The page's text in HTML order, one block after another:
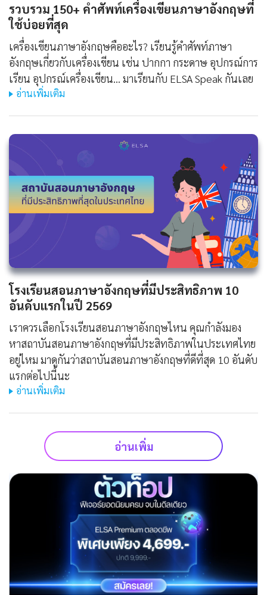
รวบรวม 150+ คำศัพท์เครื่องเขียนภาษาอังกฤษที่
ใช้บ่อยที่สุด
เครื่องเขียนภาษาอังกฤษคืออะไร? เรียนรู้คำศัพท์ภาษา
อังกฤษเกี่ยวกับเครื่องเขียน เช่น ปากกา กระดาษ อุปกรณ์การ
เรียน อุปกรณ์เครื่องเขียน... มาเรียนกับ ELSA Speak กันเลย
อ่านเพิ่มเติม
โรงเรียนสอนภาษาอังกฤษที่มีประสิทธิภาพ 10
อันดับแรกในปี 2569
เราควรเลือกโรงเรียนสอนภาษาอังกฤษไหน คุณกำลังมอง
หาสถาบันสอนภาษาอังกฤษที่มีประสิทธิภาพในประเทศไทย
อยู่ไหม มาดูกันว่าสถาบันสอนภาษาอังกฤษที่ดีที่สุด 10 อันดับ
แรกต่อไปนี้นะ
อ่านเพิ่มเติม
อ่านเพิ่ม